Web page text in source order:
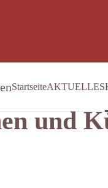
StartseiteAKTUELLES
und